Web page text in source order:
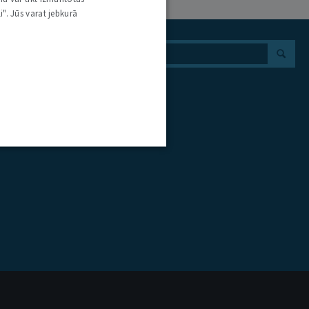
Jūs varat jebkurā